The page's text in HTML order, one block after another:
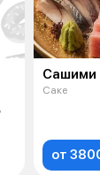
Сашими
Саке
от